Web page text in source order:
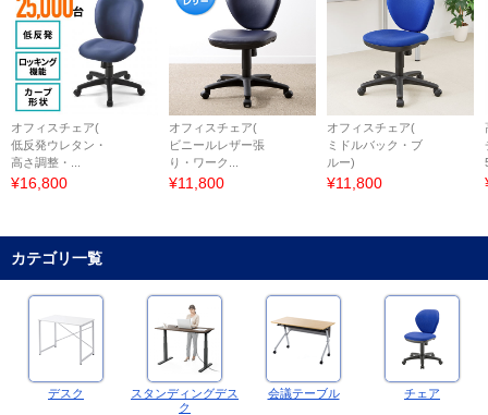
オフィスチェア(
低反発ウレタン・
高さ調整・...
¥16,800
オフィスチェア(
ビニールレザー張
り・ワーク...
¥11,800
オフィスチェア(
ミドルバック・ブ
ルー)
¥11,800
カテゴリ一覧
デスク
スタンディングデス
ク
会議テーブル チェア